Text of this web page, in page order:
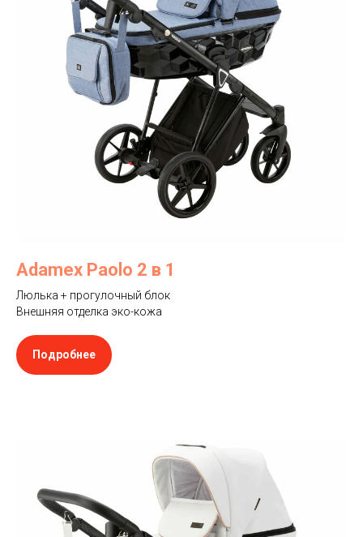
Adamex Paolo 2 в 1
Люлька + прогулочный блок
Внешняя отделка эко-кожа
Подробнее